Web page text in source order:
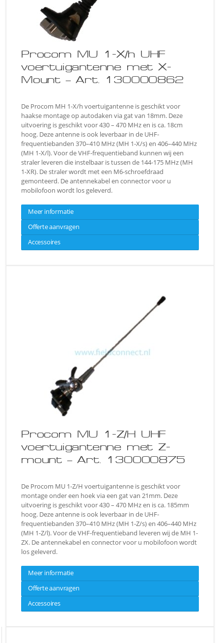
Procom MU 1-X/h UHF
voertuigantenne met X-
Mount – Art. 130000862
De Procom MH 1-X/h voertuigantenne is geschikt voor
haakse montage op autodaken via gat van 18mm. Deze
uitvoering is geschikt voor 430 – 470 MHz en is ca. 18cm
hoog. Deze antenne is ook leverbaar in de UHF-
frequentiebanden 370–410 MHz (MH 1-X/s) en 406–440 MHz
(MH 1-X/l). Voor de VHF-frequentieband kunnen wij een
straler leveren die instelbaar is tussen de 144-175 MHz (MH
1-XR). De straler wordt met een M6-schroefdraad
gemonteerd. De antennekabel en connector voor u
mobilofoon wordt los geleverd.
Meer informatie
Offerte aanvragen
Accessoires
Procom MU 1-Z/H UHF
voertuigantenne met Z-
mount – Art. 130000875
De Procom MU 1-Z/H voertuigantenne is geschikt voor
montage onder een hoek via een gat van 21mm. Deze
uitvoering is geschikt voor 430 – 470 MHz en is ca. 185mm
hoog. Deze antenne is ook leverbaar in de UHF-
frequentiebanden 370–410 MHz (MH 1-Z/s) en 406–440 MHz
(MH 1-Z/l). Voor de VHF-frequentieband leveren wij de MH 1-
ZX. De antennekabel en connector voor u mobilofoon wordt
los geleverd.
Meer informatie
Offerte aanvragen
Accessoires